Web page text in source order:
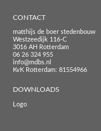
CONTACT
matthijs de boer stedenbouw
Westzeedijk 116-C
3016 AH Rotterdam
06 26 324 955
info@mdbs.nl
KvK Rotterdam: 81554966
DOWNLOADS
Logo